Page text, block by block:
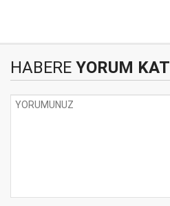
HABERE YORUM KAT